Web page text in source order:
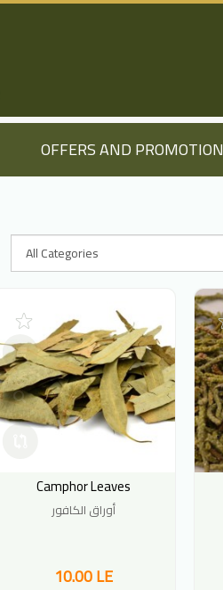
OFFERS AND PROMOTION
Camphor Leaves
أوراق الكافور
10.00 LE